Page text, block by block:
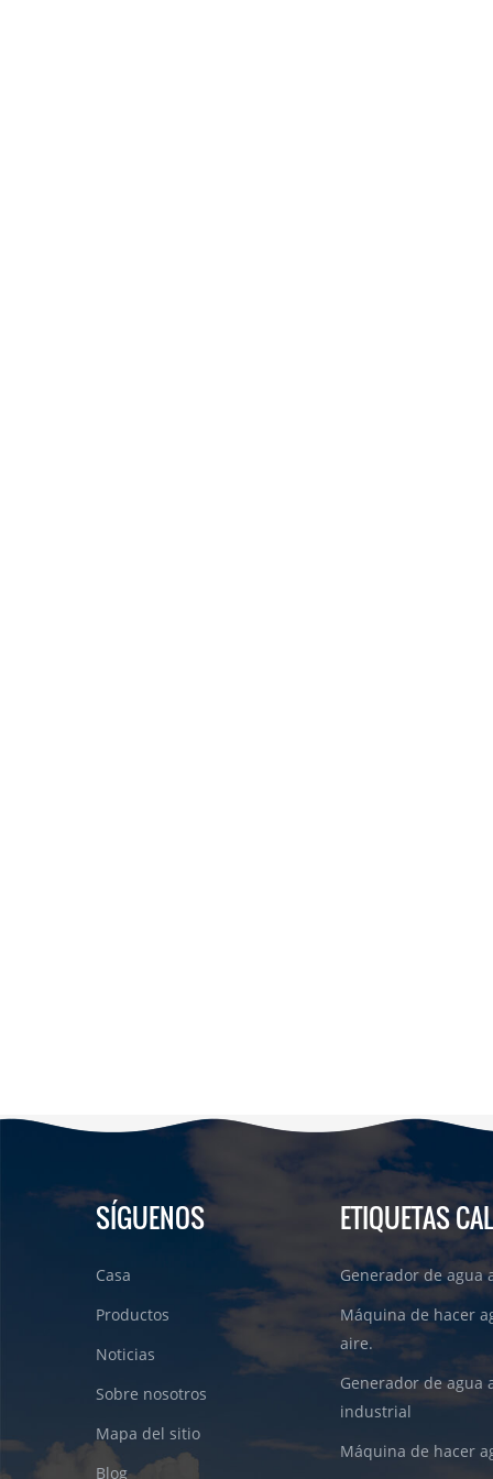
SÍGUENOS
Casa
Productos
Noticias
Sobre nosotros
Mapa del sitio
Blog
ETIQUETAS
Generador de agua
Máquina de hacer
aire.
Generador de agua
industrial
Máquina de hacer